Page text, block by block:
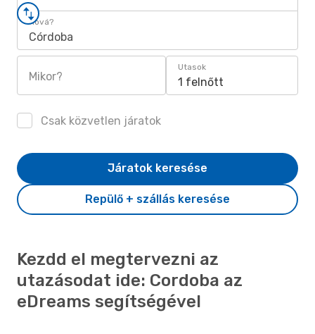
Hová?
Córdoba
Mikor?
Utasok
1 felnőtt
Csak közvetlen járatok
Repülő + szállás keresése
Járatok keresése
Kezdd el megtervezni az
utazásodat ide: Cordoba az
eDreams segítségével